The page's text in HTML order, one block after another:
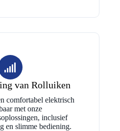
van Rolluiken
comfortabel elektrisch
met onze
inclusief
en slimme bediening.